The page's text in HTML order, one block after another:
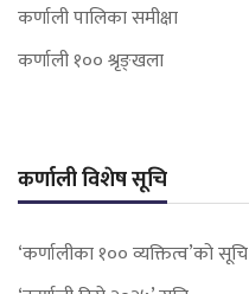
कर्णाली पालिका समीक्षा
कर्णाली १०० श्रृङ्खला
कर्णाली विशेष सूचि
‘कर्णालीका १०० व्यक्तित्व’को सूचि